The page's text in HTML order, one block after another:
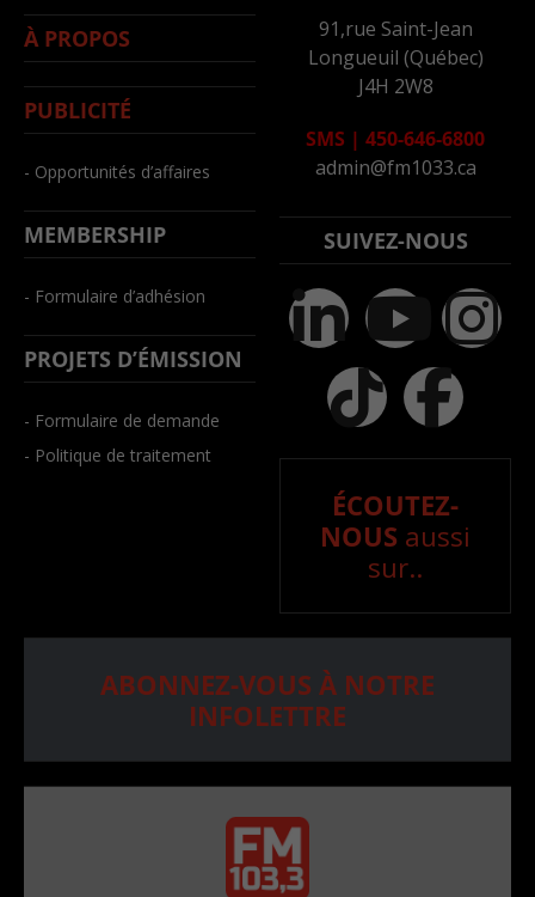
À PROPOS
PUBLICITÉ
- Opportunités d’affaires
MEMBERSHIP
- Formulaire d’adhésion
PROJETS D’ÉMISSION
- Formulaire de demande
- Politique de traitement
91,rue Saint-Jean
Longueuil (Québec)
J4H 2W8
SMS | 450-646-6800
admin@fm1033.ca
SUIVEZ-NOUS
ÉCOUTEZ-
NOUS aussi
sur..
ABONNEZ-VOUS À NOTRE
INFOLETTRE